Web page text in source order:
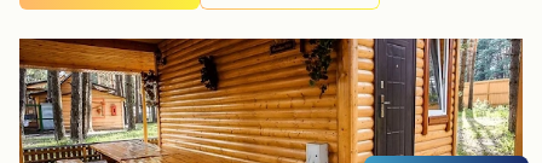
впечатления. При этом некоторые удобства, такие как
освещение территории, необходимый инвентарь и
дополнительные аксессуары в номерах, могут быть
улучшены для повышения комфорта гостей.